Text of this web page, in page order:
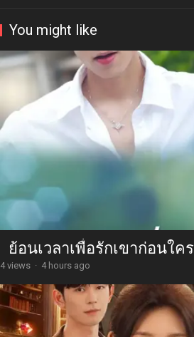
You might like
ย้อนเวลาเพื่อรักเขาก่อนใคร
4 views · 4 hours ago